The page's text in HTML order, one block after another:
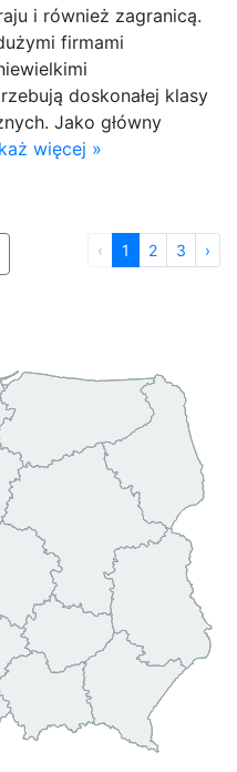
i również zagranicą.
firmami
doskonałej klasy
Jako główny
więcej »
‹ 1 2 3 ›